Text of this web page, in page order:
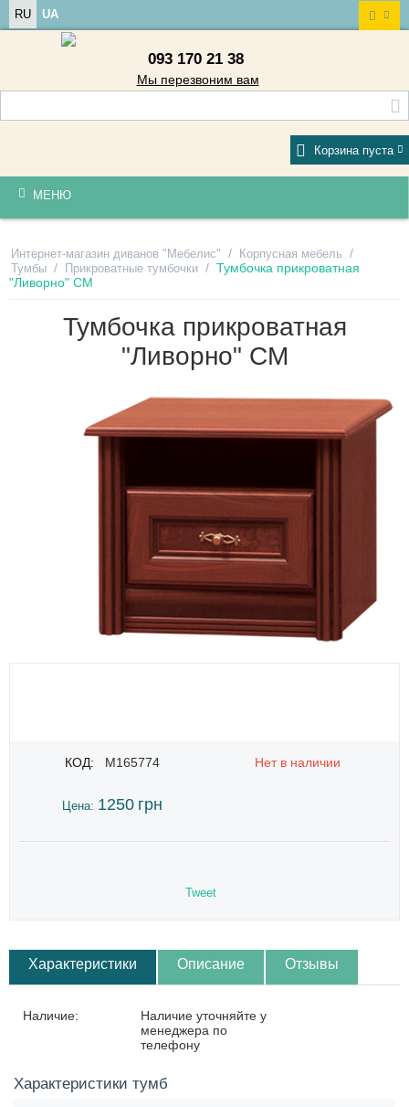
RU UA
093 170 21 38
Мы перезвоним вам
Корзина пуста
МЕНЮ
Интернет-магазин диванов "Мебелис" / Корпусная мебель /
Тумбы / Прикроватные тумбочки / Тумбочка прикроватная
"Ливорно" СМ
Тумбочка прикроватная
"Ливорно" СМ
КОД: M165774 Нет в наличии
Цена: 1250 грн
Tweet
Характеристики Описание Отзывы
Наличие:
Наличие уточняйте у
менеджера по
телефону
Характеристики тумб